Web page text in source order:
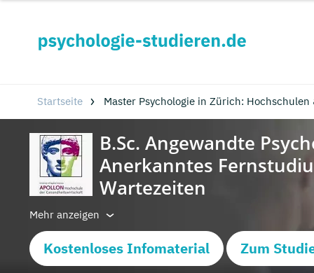
Startseite Master Psychologie in Zürich: Hochschulen
Mehr anzeigen
Kostenloses Infomaterial Zum